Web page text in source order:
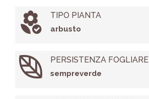
TIPO PIANTA
arbusto
PERSISTENZA FOGLIARE
sempreverde